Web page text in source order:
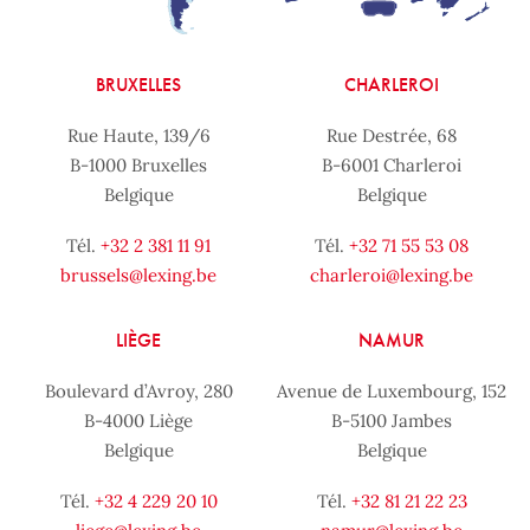
BRUXELLES
Rue Haute, 139/6
B-1000 Bruxelles
Belgique
Tél. +32 2 381 11 91
brussels@lexing.be
CHARLEROI
Rue Destrée, 68
B-6001 Charleroi
Belgique
Tél. +32 71 55 53 08
charleroi@lexing.be
LIÈGE
Boulevard d’Avroy, 280
B-4000 Liège
Belgique
Tél. +32 4 229 20 10
NAMUR
Avenue de Luxembourg, 152
B-5100 Jambes
Belgique
Tél. +32 81 21 22 23